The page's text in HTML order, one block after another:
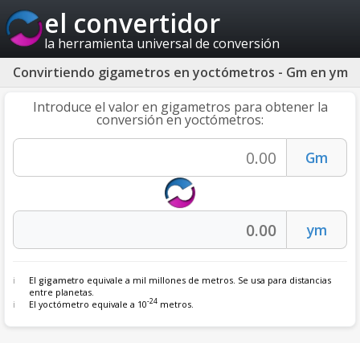
el convertidor
la herramienta universal de conversión
Convirtiendo gigametros en yoctómetros - Gm en ym
Introduce el valor en gigametros para obtener la
conversión en yoctómetros:
El gigametro equivale a mil millones de metros. Se usa para distancias
entre planetas.
El yoctómetro equivale a 10-24 metros.